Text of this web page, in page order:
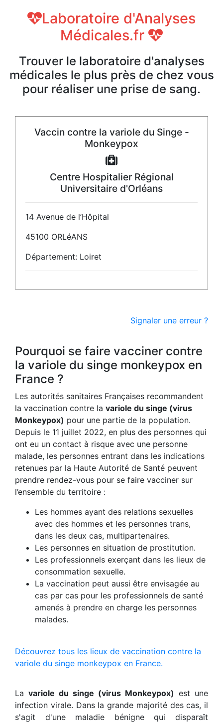
Laboratoire d'Analyses
Médicales.fr
Trouver le laboratoire d'analyses
médicales le plus près de chez vous
pour réaliser une prise de sang.
Vaccin contre la variole du Singe -
Monkeypox
Centre Hospitalier Régional
Universitaire d'Orléans
14 Avenue de l’Hôpital
45100 ORLéANS
Département: Loiret
Signaler une erreur ?
Pourquoi se faire vacciner contre
la variole du singe monkeypox en
France ?
Les autorités sanitaires Françaises recommandent
la vaccination contre la variole du singe (virus
Monkeypox) pour une partie de la population.
Depuis le 11 juillet 2022, en plus des personnes qui
ont eu un contact à risque avec une personne
malade, les personnes entrant dans les indications
retenues par la Haute Autorité de Santé peuvent
prendre rendez-vous pour se faire vacciner sur
l’ensemble du territoire :
Les hommes ayant des relations sexuelles
avec des hommes et les personnes trans,
dans les deux cas, multipartenaires.
Les personnes en situation de prostitution.
Les professionnels exerçant dans les lieux de
consommation sexuelle.
La vaccination peut aussi être envisagée au
cas par cas pour les professionnels de santé
amenés à prendre en charge les personnes
malades.
Découvrez tous les lieux de vaccination contre la
variole du singe monkeypox en France.
La variole du singe (virus Monkeypox) est une
infection virale. Dans la grande majorité des cas, il
s'agit d'une maladie bénigne qui disparaît